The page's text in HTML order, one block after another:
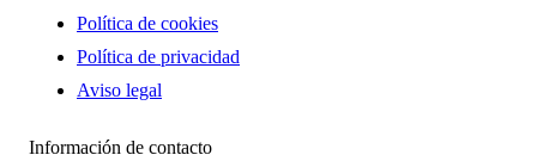
Política de cookies
Política de privacidad
Aviso legal
Información de contacto